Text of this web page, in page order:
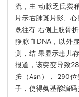
流，主 动脉乏氏窦
片示右肺斑片影、
既往有 右侧上肢骨
静脉血DNA，以外
测，结 果显示患儿
报道，该突变导致
胺（Asn）， 290
子，使得氨基酸编